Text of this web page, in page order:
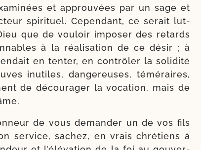
et approu­vées par un sage et
spi­ri­tuel. Cependant, ce serait lut­
que de vou­loir impo­ser des retards
à la réa­li­sa­tion de ce désir ; à
en ten­ter, en contrô­ler la soli­di­té
inutiles, dan­ge­reuses, témé­raires,
de décou­ra­ger la voca­tion, mais de
de vous deman­der un de vos fils
ser­vice, sachez, en vrais chré­tiens à